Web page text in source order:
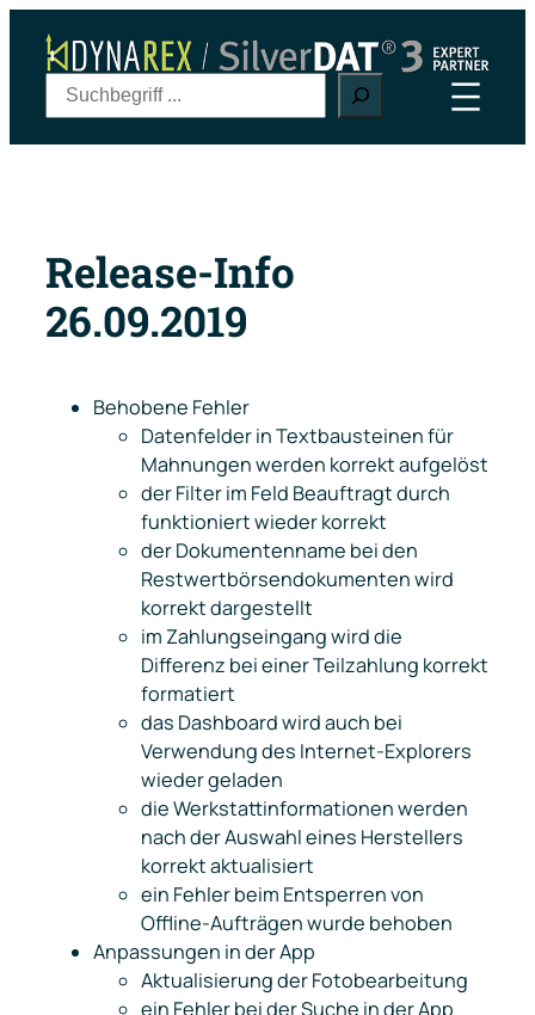
Inhalt
springen
u
c
Release-Info
26.09.2019
Behobene Fehler
Datenfelder in Textbausteinen für
Mahnungen werden korrekt aufgelöst
der Filter im Feld Beauftragt durch
funktioniert wieder korrekt
der Dokumentenname bei den
Restwertbörsendokumenten wird
korrekt dargestellt
im Zahlungseingang wird die
Differenz bei einer Teilzahlung korrekt
formatiert
das Dashboard wird auch bei
Verwendung des Internet-Explorers
wieder geladen
die Werkstattinformationen werden
nach der Auswahl eines Herstellers
korrekt aktualisiert
ein Fehler beim Entsperren von
Offline-Aufträgen wurde behoben
Anpassungen in der App
Aktualisierung der Fotobearbeitung
ein Fehler bei der Suche in der App